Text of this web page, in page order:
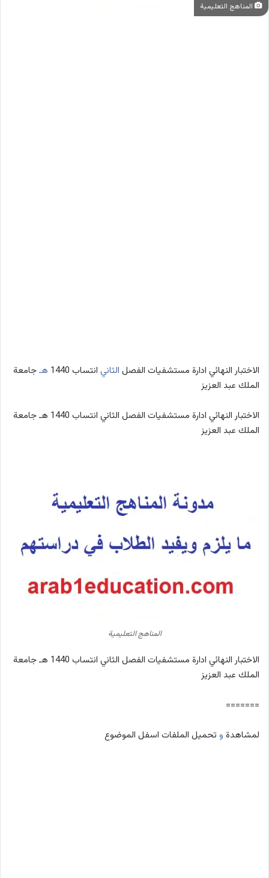
المناهج التعليمية
الاختبار النهائي ادارة مستشفيات الفصل الثاني انتساب 1440 هـجامعة
الملك عبد العزيز
الاختبار النهائي ادارة مستشفيات الفصل الثاني انتساب 1440 هـ جامعة
الملك عبد العزيز
المناهج التعليمية
الاختبار النهائي ادارة مستشفيات الفصل الثاني انتساب 1440 هـ جامعة
الملك عبد العزيز
=======
لمشاهدة و تحميل الملفات اسفل الموضوع